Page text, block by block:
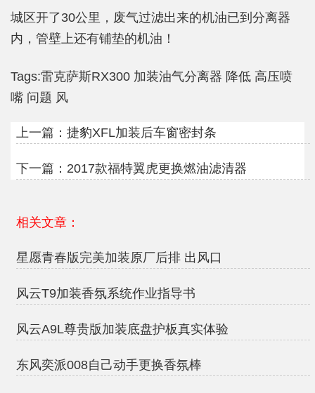
城区开了30公里，废气过滤出来的机油已到分离器
内，管壁上还有铺垫的机油！
Tags:雷克萨斯RX300 加装油气分离器 降低 高压喷
嘴 问题 风
上一篇： 捷豹XFL加装后车窗密封条
下一篇： 2017款福特翼虎更换燃油滤清器
相关文章：
星愿青春版完美加装原厂后排 出风口
风云T9加装香氛系统作业指导书
风云A9L尊贵版加装底盘护板真实体验
东风奕派008自己动手更换香氛棒